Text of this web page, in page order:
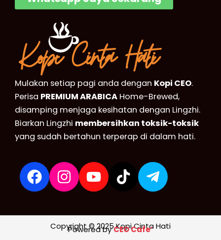
Mulakan setiap pagi anda dengan Kopi CEO.
Perisa PREMIUM ARABICA Home-Brewed,
disamping menjaga kesihatan dengan Lingzhi.
Biarkan Lingzhi membersihkan toksik-toksik
yang sudah bertahun terperap di dalam hati.
Copyright © 2025 Kopi Cinta Hati
Powered byCEO Cafe’